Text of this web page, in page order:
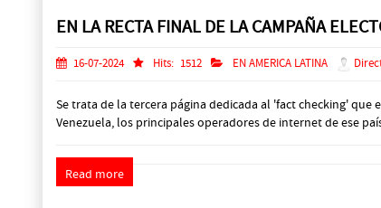
EN LA RECTA FINAL DE LA CAMPAÑA
16-07-2024 Hits: 1512 EN AMERICA LATINA
Se trata de la tercera página dedicada al 'fact checking' que
Venezuela, los principales operadores de internet de ese
Read more